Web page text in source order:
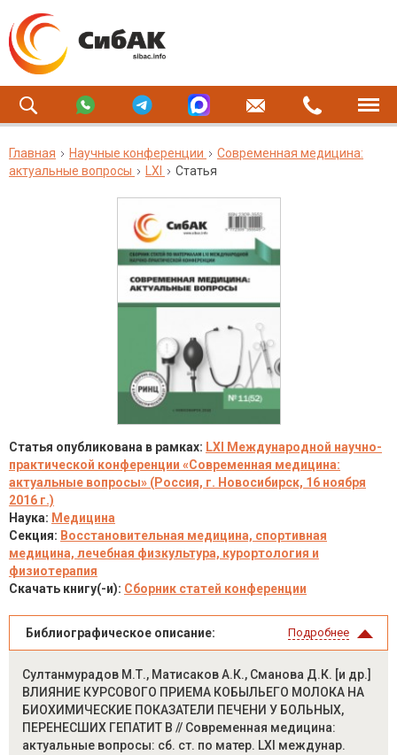
Главная Научные конференции
Современная медицина:
актуальные вопросы
LXI Статья
Статья опубликована в рамках: LXI Международной научно-
практической конференции «Современная медицина:
актуальные вопросы» (Россия, г. Новосибирск, 16 ноября
2016 г.)
Наука: Медицина
Секция: Восстановительная медицина, спортивная
медицина, лечебная физкультура, курортология и
физиотерапия
Скачать книгу(-и): Сборник статей конференции
Библиографическое описание: Подробнее
Султанмурадов М.Т., Матисаков А.К., Сманова Д.К. [и др.]
ВЛИЯНИЕ КУРСОВОГО ПРИЕМА КОБЫЛЬЕГО МОЛОКА НА
БИОХИМИЧЕСКИЕ ПОКАЗАТЕЛИ ПЕЧЕНИ У БОЛЬНЫХ,
ПЕРЕНЕСШИХ ГЕПАТИТ В // Современная медицина:
актуальные вопросы: сб. ст. по матер. LXI междунар.